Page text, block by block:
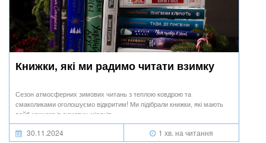
Книжки, які ми радимо читати взимку
Сезон атмосферних зимових читань з теплою ковдрою та
смаколиками оголошуємо відкритим! Ми підібрали книжки, які мають
вайб кожного із зимових місяців.
30.11.2024 1 хв. на читання